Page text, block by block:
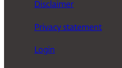
Disclaimer
Privacy statement
Login